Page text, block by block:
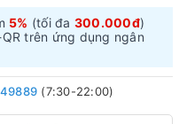
5% (tối đa 300.000đ)
trên ứng dụng ngân
(7:30-22:00)